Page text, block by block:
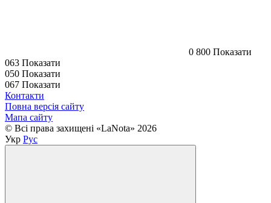
0 800 Показати
063 Показати
050 Показати
067 Показати
Контакти
Повна версія сайту
Мапа сайту
© Всі права захищені «LaNota» 2026
Укр Рус